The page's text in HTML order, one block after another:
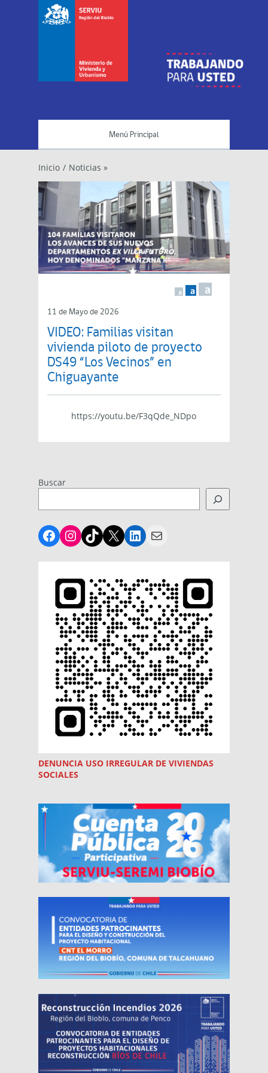
Menú Principal
Inicio / Noticias »
a a a
11 de Mayo de 2026
VIDEO: Familias visitan
vivienda piloto de proyecto
DS49 “Los Vecinos” en
Chiguayante
https://youtu.be/F3qQde_NDpo
Buscar
Facebook
Instagram
TikTok
X LinkedIn
Mail
DENUNCIA USO IRREGULAR DE VIVIENDAS
SOCIALES